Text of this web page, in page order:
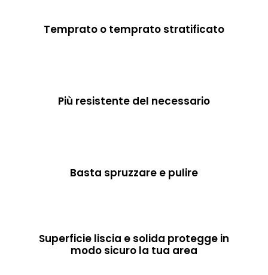
Temprato o temprato stratificato
Più resistente del necessario
Basta spruzzare e pulire
Superficie liscia e solida protegge in
modo sicuro la tua area